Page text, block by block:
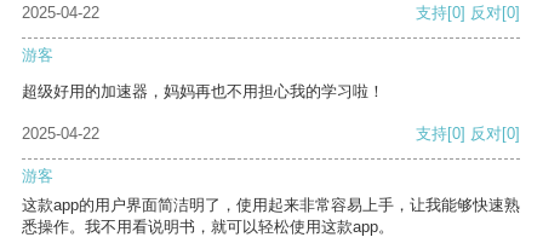
2025-04-22 支持[0] 反对[0]
游客
超级好用的加速器，妈妈再也不用担心我的学习啦！
2025-04-22 支持[0] 反对[0]
游客
这款app的用户界面简洁明了，使用起来非常容易上手，让我能够快速熟
悉操作。我不用看说明书，就可以轻松使用这款app。